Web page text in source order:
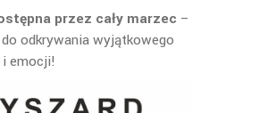
przez cały marzec –
odkrywania wyjątkowego
emocji!